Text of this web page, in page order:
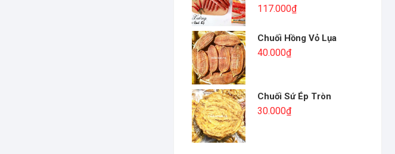
117.000₫
Chuối Hồng Vỏ Lụa
40.000₫
Chuối Sứ Ép Tròn
30.000₫